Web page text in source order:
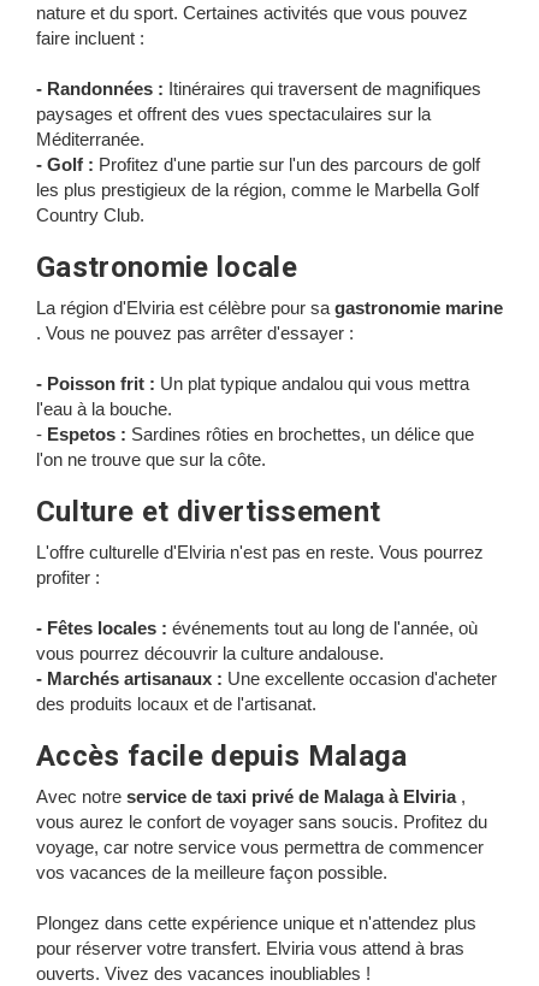
nature et du sport. Certaines activités que vous pouvez
faire incluent :
- Randonnées : Itinéraires qui traversent de magnifiques
paysages et offrent des vues spectaculaires sur la
Méditerranée.
- Golf : Profitez d'une partie sur l'un des parcours de golf
les plus prestigieux de la région, comme le Marbella Golf
Country Club.
Gastronomie locale
La région d'Elviria est célèbre pour sa gastronomie marine
. Vous ne pouvez pas arrêter d'essayer :
- Poisson frit : Un plat typique andalou qui vous mettra
l'eau à la bouche.
- Espetos : Sardines rôties en brochettes, un délice que
l'on ne trouve que sur la côte.
Culture et divertissement
L'offre culturelle d'Elviria n'est pas en reste. Vous pourrez
profiter :
- Fêtes locales : événements tout au long de l'année, où
vous pourrez découvrir la culture andalouse.
- Marchés artisanaux : Une excellente occasion d'acheter
des produits locaux et de l'artisanat.
Accès facile depuis Malaga
Avec notre service de taxi privé de Malaga à Elviria,
vous aurez le confort de voyager sans soucis. Profitez du
voyage, car notre service vous permettra de commencer
vos vacances de la meilleure façon possible.
Plongez dans cette expérience unique et n'attendez plus
pour réserver votre transfert. Elviria vous attend à bras
ouverts. Vivez des vacances inoubliables !